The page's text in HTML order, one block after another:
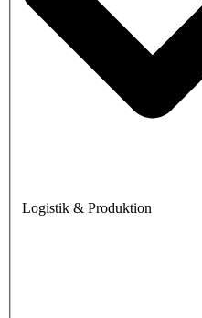
Logistik & Produktion